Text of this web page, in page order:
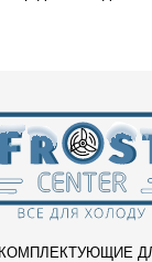
(2)
(1)
(1)
(1)
КОМПЛЕКТУЮЩИЕ